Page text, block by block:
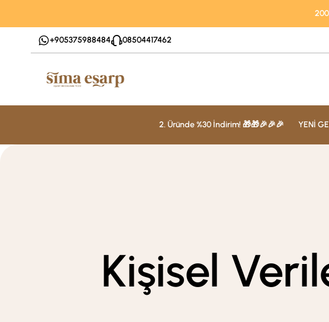
+905375988484 08504417462
2. Üründe %30 İndirim! 🎁🎁🎉🎉🎉 YENİ
Kişisel